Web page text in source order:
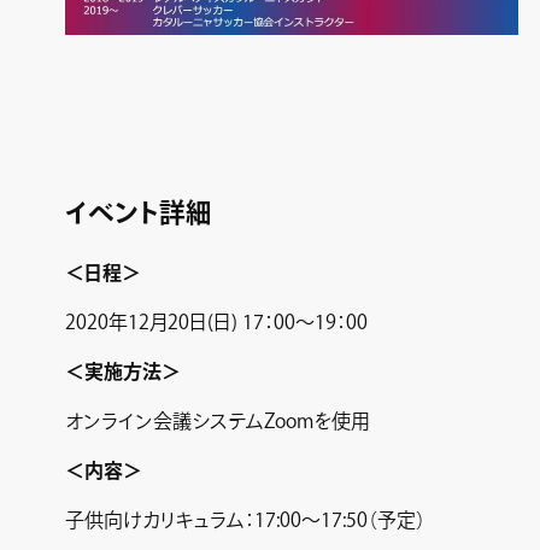
イベント詳細
＜日程＞
2020年12月20日(日) 17：00～19：00
＜実施方法＞
オンライン会議システムZoomを使用
＜内容＞
子供向けカリキュラム：17:00～17:50（予定）